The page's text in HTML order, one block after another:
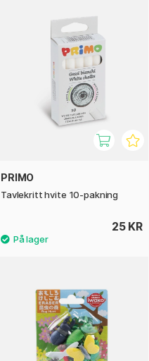
PRIMO
Tavlekritt hvite 10-pakning
25 KR